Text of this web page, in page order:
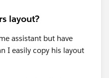
layout?
assistant but have
I easily copy his layout